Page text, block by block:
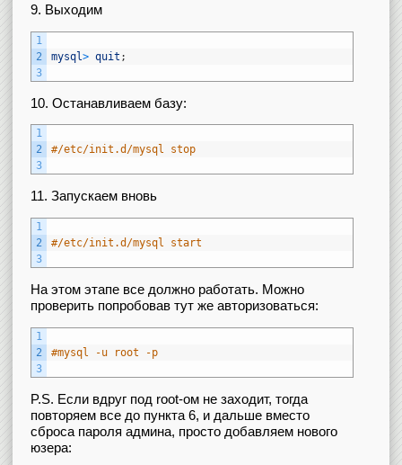
9. Выходим
1
2
3
mysql> quit ;
10. Останавливаем базу:
1
2
3
#/etc/init.d/mysql stop
11. Запускаем вновь
1
2
3
#/etc/init.d/mysql start
На этом этапе все должно работать. Можно
проверить попробовав тут же авторизоваться:
1
2
3
#mysql -u root -p
P.S. Если вдруг под root-ом не заходит, тогда
повторяем все до пункта 6, и дальше вместо
сброса пароля админа, просто добавляем нового
юзера: